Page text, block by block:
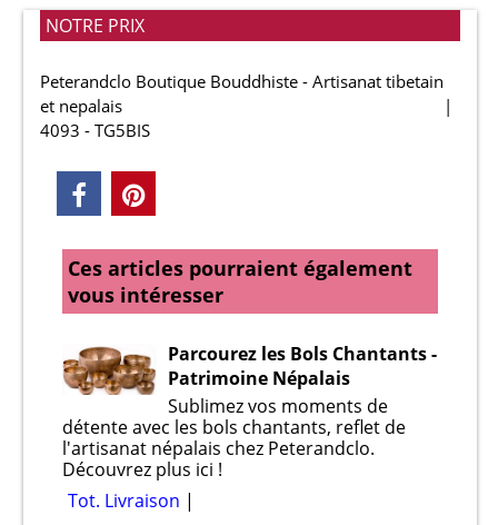
NOTRE PRIX
Peterandclo Boutique Bouddhiste - Artisanat tibetain
et nepalais
4093 - TG5BIS
Ces articles pourraient également
vous intéresser
Parcourez les Bols Chantants -
Patrimoine Népalais
Sublimez vos moments de
détente avec les bols chantants, reflet de
l'artisanat népalais chez Peterandclo.
Découvrez plus ici !
Tot. Livraison